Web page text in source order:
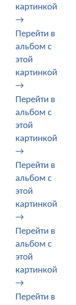
картинкой
→
Перейти в
альбом с
этой
картинкой
→
Перейти в
альбом с
этой
картинкой
→
Перейти в
альбом с
этой
картинкой
→
Перейти в
альбом с
этой
картинкой
→
Перейти в